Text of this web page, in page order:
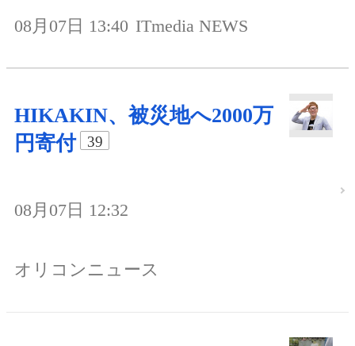
08月07日 13:40 ITmedia NEWS
HIKAKIN、被災地へ2000万
円寄付
39
08月07日 12:32
オリコンニュース